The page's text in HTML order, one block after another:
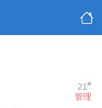
21#
管理